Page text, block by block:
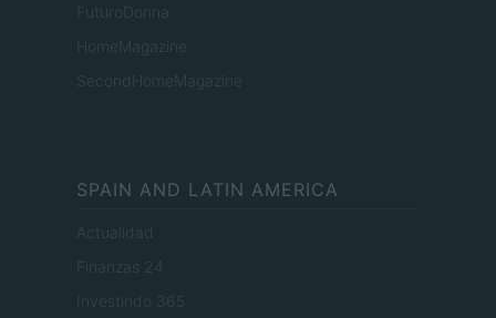
FuturoDonna
HomeMagazine
SecondHomeMagazine
SPAIN AND LATIN AMERICA
Actualidad
Finanzas 24
Investindo 365